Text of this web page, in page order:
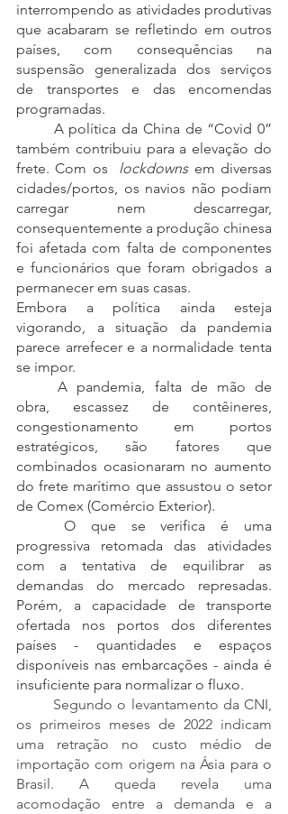
interrompendo as atividades produtivas
que acabaram se refletindo em outros
países, com consequências na
suspensão generalizada dos serviços
de transportes e das encomendas
programadas.
também contribuiu para a elevação do
frete. Com os lockdowns em diversas
cidades/portos, os navios não podiam
carregar nem descarregar,
consequentemente a produção chinesa
foi afetada com falta de componentes
e funcionários que foram obrigados a
permanecer em suas casas.
Embora a política ainda esteja
vigorando, a situação da pandemia
parece arrefecer e a normalidade tenta
se impor.
	A pandemia, falta de mão de
obra, escassez de contêineres,
congestionamento em portos
estratégicos, são fatores que
combinados ocasionaram no aumento
do frete marítimo que assustou o setor
de Comex (Comércio Exterior).
progressiva retomada das atividades
com a tentativa de equilibrar as
demandas do mercado represadas.
Porém, a capacidade de transporte
ofertada nos portos dos diferentes
países - quantidades e espaços
disponíveis nas embarcações - ainda é
insuficiente para normalizar o fluxo.
Segundo o levantamento da CNI,
os primeiros meses de 2022 indicam
uma retração no custo médio de
importação com origem na Ásia para o
Brasil. A queda revela uma
acomodação entre a demanda e a